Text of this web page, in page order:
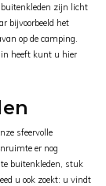
buitenkleden zijn licht
bijvoorbeeld het
op de camping.
heeft kunt u hier
sfeervolle
er nog
buitenkleden, stuk
u ook zoekt: u vindt